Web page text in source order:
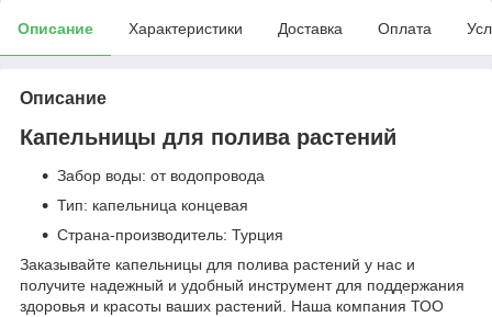
Описание Характеристики Доставка Оплата
Описание
Капельницы для полива растений
Забор воды: от водопровода
Тип: капельница концевая
Страна-производитель: Турция
Заказывайте капельницы для полива растений у нас и
получите надежный и удобный инструмент для поддержания
здоровья и красоты ваших растений. Наша компания ТОО